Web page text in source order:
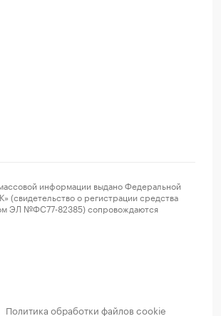
информации выдано Федеральной
(свидетельство о регистрации средства
ЭЛ №ФС77-82385) сопровождаются
Политика обработки файлов cookie